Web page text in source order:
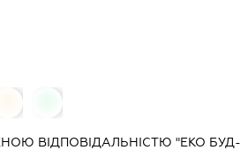
ВІДПОВІДАЛЬНІСТЮ "ЕКО БУД-